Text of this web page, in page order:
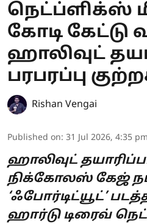
நெட்ப்ளிக்ஸ்
கோடி கேட்டு
ஹாலிவுட்
பரபரப்பு
Rishan Vengai
Published on: 31 Jul 2026, 4:35 pm
ஹாலிவுட்
நிக்கோலஸ் கேஜ்
‘ஃபோர்டிட்யூட்’
ஹார்டு டிரைவ்